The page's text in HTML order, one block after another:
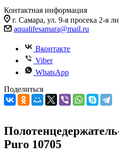
Контактная информация
г. Самара, ул. 9-я просека 2-я
aqualifesamara@mail.ru
Вконтакте
Viber
WhatsApp
Поделиться
Puro 10705